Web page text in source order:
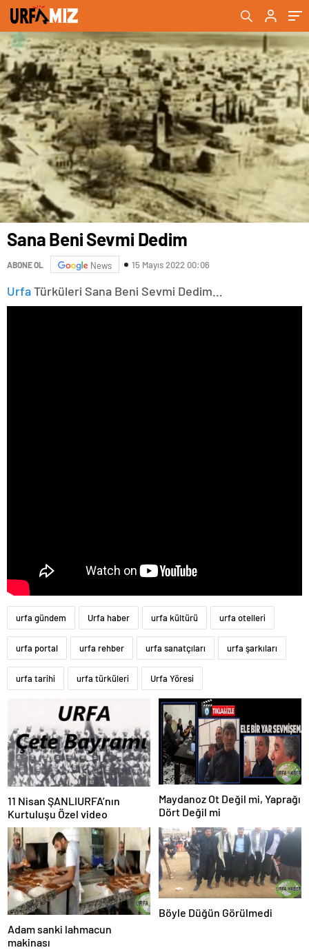
Sana Beni Sevmi Dedim
ABONE OL News 15 Mayıs 2022 00:06
UrfaTürküleri Sana Beni Sevmi Dedim…
urfa gündem Urfa haber urfa kültürü urfa otelleri
urfa portal urfa rehber urfa sanatçıları urfa şarkıları
urfa tarihi urfa türküleri Urfa Yöresi
11 Nisan ŞANLIURFA’nın
Kurtuluşu Özel video
Maydanoz Ot Değil mi, Yaprağı
Dört Değil mi
Adam sanki lahmacun
makinası
Böyle Düğün Görülmedi